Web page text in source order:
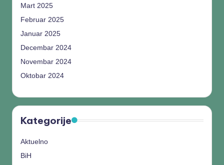
Mart 2025
Februar 2025
Januar 2025
Decembar 2024
Novembar 2024
Oktobar 2024
Kategorije
Aktuelno
BiH